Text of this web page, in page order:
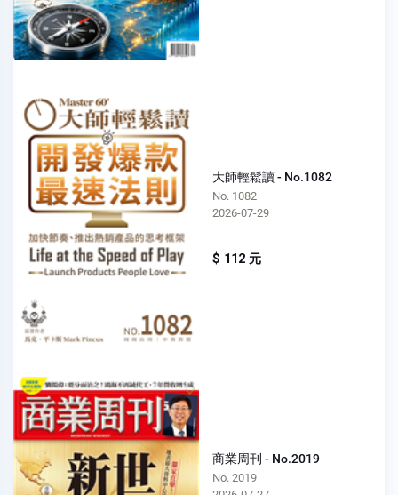
大師輕鬆讀 - No.1082
No. 1082
2026-07-29
$ 112 元
商業周刊 - No.2019
No. 2019